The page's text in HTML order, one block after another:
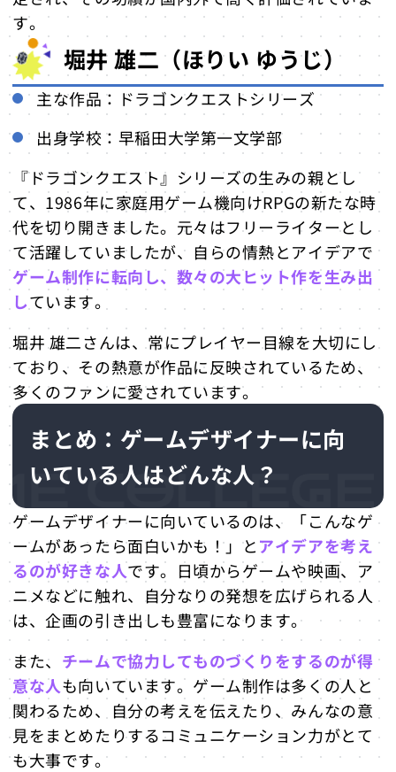
す。
堀井 雄二（ほりい ゆうじ）
主な作品：ドラゴンクエストシリーズ
出身学校：早稲田大学第一文学部
『ドラゴンクエスト』シリーズの生みの親とし
て、1986年に家庭用ゲーム機向けRPGの新たな時
代を切り開きました。元々はフリーライターとし
て活躍していましたが、自らの情熱とアイデアで
ゲーム制作に転向し、数々の大ヒット作を生み出
しています。
堀井 雄二さんは、常にプレイヤー目線を大切にし
ており、その熱意が作品に反映されているため、
多くのファンに愛されています。
まとめ：ゲームデザイナーに向
いている人はどんな人？
ゲームデザイナーに向いているのは、「こんなゲ
ームがあったら面白いかも！」とアイデアを考え
るのが好きな人です。日頃からゲームや映画、ア
ニメなどに触れ、自分なりの発想を広げられる人
は、企画の引き出しも豊富になります。
また、 チームで協力してものづくりをするのが得
意な人も向いています。ゲーム制作は多くの人と
関わるため、自分の考えを伝えたり、みんなの意
見をまとめたりするコミュニケーション力がとて
も大事です。